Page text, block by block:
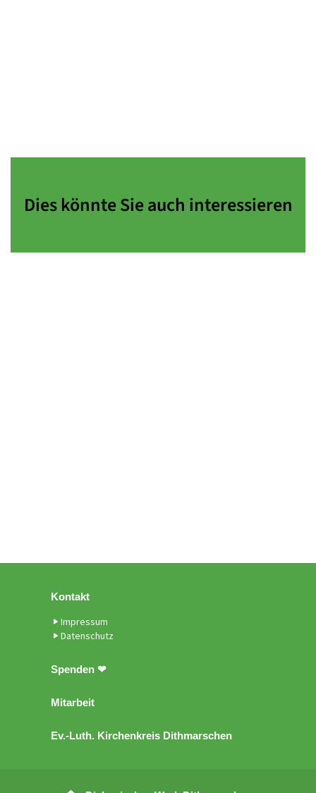
Dies könnte Sie auch interessieren
Kontakt
Impressum
Datenschutz
Spenden ❤
Mitarbeit
Ev.-Luth. Kirchenkreis Dithmarschen